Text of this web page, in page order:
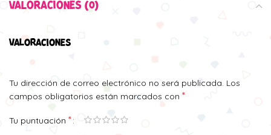
VALORACIONES (0)
VALORACIONES
Tu dirección de correo electrónico no será publicada. Los
campos obligatorios están marcados con *
Tu puntuación *